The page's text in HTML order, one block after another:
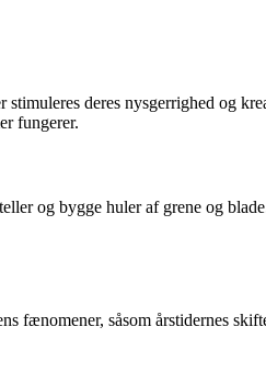
deres nysgerrighed og
fungerer.
og bygge huler af grene og
fænomener, såsom årstidernes